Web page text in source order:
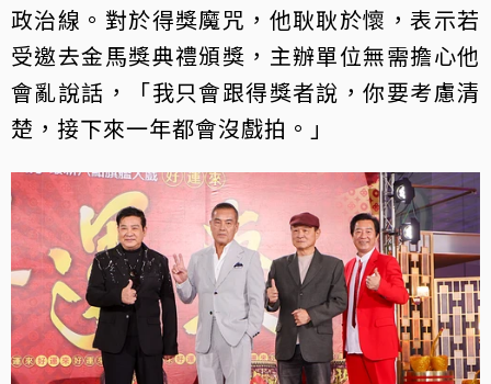
政治線。對於得獎魔咒，他耿耿於懷，表示若
受邀去金馬獎典禮頒獎，主辦單位無需擔心他
會亂說話，「我只會跟得獎者說，你要考慮清
楚，接下來一年都會沒戲拍。」